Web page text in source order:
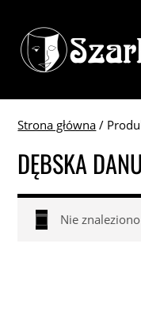
Strona główna /
DĘBSKA
Nie